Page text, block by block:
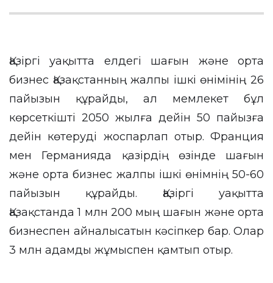
Қазіргі уақытта елдегі шағын және орта
бизнес Қазақстанның жалпы ішкі өнімінің 26
пайызын құрайды, ал мемлекет бұл
көрсеткішті 2050 жылға дейін 50 пайызға
дейін көтеруді жоспарлап отыр. Франция
мен Германияда қазірдің өзінде шағын
және орта бизнес жалпы ішкі өнімнің 50-60
пайызын құрайды. Қазіргі уақытта
Қазақстанда 1 млн 200 мың шағын және орта
бизнеспен айналысатын кәсіпкер бар. Олар
3 млн адамды жұмыспен қамтып отыр.